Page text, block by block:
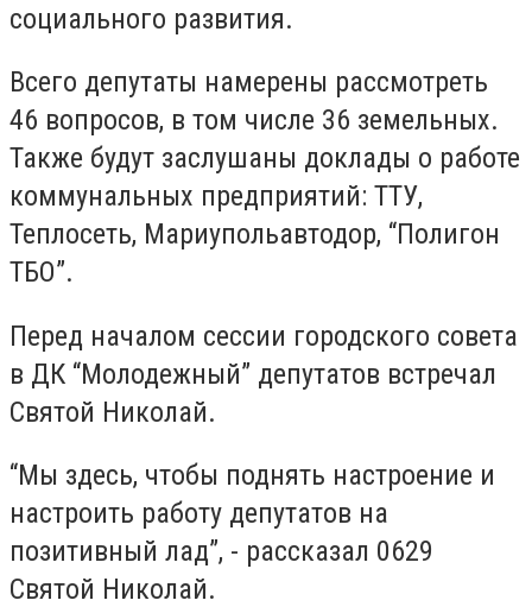
социального развития.
Всего депутаты намерены рассмотреть
46 вопросов, в том числе 36 земельных.
Также будут заслушаны доклады о работе
коммунальных предприятий: ТТУ,
Теплосеть, Мариупольавтодор, “Полигон
ТБО”.
Перед началом сессии городского совета
в ДК “Молодежный” депутатов встречал
Святой Николай.
“Мы здесь, чтобы поднять настроение и
настроить работу депутатов на
позитивный лад”, - рассказал 0629
Святой Николай.